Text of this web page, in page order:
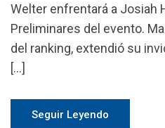
Welter enfrentará a Josiah
Preliminares del evento.
del ranking, extendió su
[…]
Seguir Leyendo